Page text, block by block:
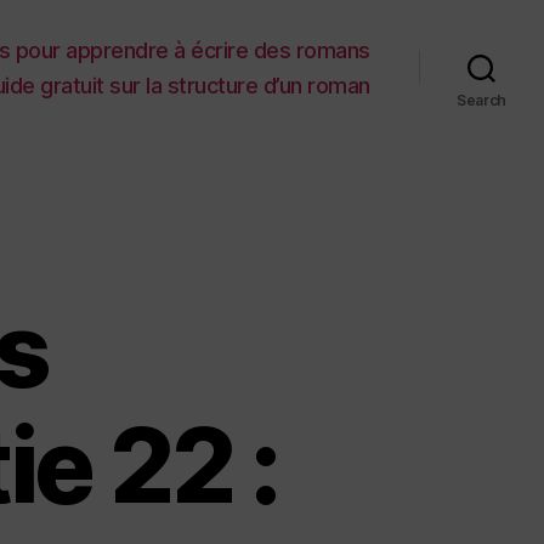
pour apprendre à écrire des romans
gratuit sur la structure d’un roman
Search
22 :